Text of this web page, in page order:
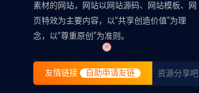
素材的网站，网站以网站源码、网站模板、网
页特效为主要内容，以“共享创造价值”为理
念，以“尊重原创”为准则。
友情链接 自助申请友链 资源分享吧
×